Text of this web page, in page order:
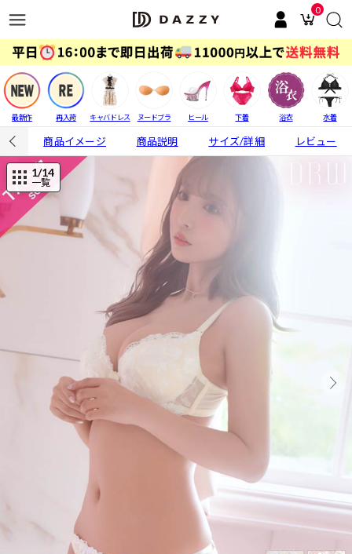
0
最新作 再入荷 キャバドレス ヌードブラ ヒール 下着 浴衣 水着
商品イメージ 商品説明 サイズ/詳細 レビュー
1/14
一覧